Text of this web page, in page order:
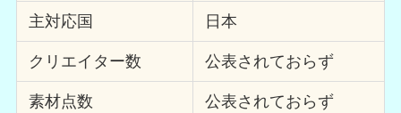
主対応国 日本
クリエイター数 公表されておらず
素材点数 公表されておらず